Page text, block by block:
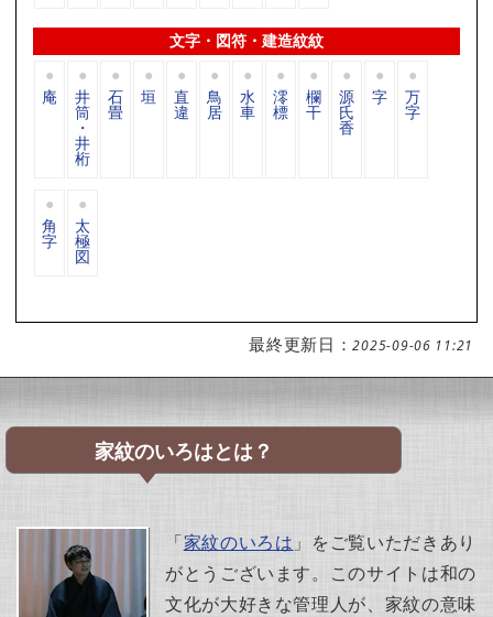
文字・図符・建造紋紋
庵 井
筒
・
井
桁
石
畳
垣 直
違
鳥
居
水
車
澪
標
欄
干
源
氏
香
字 万
字
角
字
太
極
図
最終更新日：2025-09-06 11:21
家紋のいろはとは？
「家紋のいろは 」をご覧いただきあり
がとうございます。このサイトは和の
文化が大好きな管理人が、家紋の意味